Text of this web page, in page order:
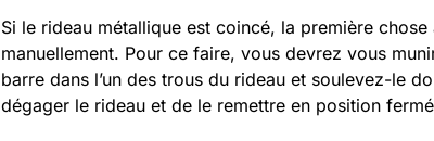
Si le rideau métallique est coincé, la première
manuellement. Pour ce faire, vous devrez vous
barre dans l’un des trous du rideau et soulevez-le
dégager le rideau et de le remettre en position